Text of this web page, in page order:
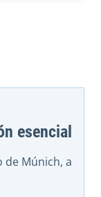
esencial
de Múnich, a